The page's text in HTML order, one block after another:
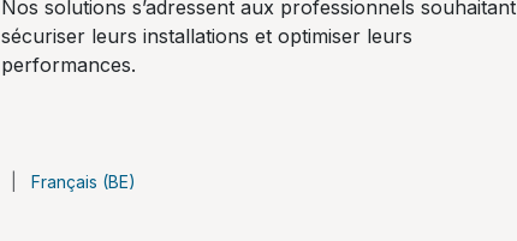
Nos solutions s’adressent aux professionnels souhaitant
sécuriser leurs installations et optimiser leurs
performances.
Français (BE)